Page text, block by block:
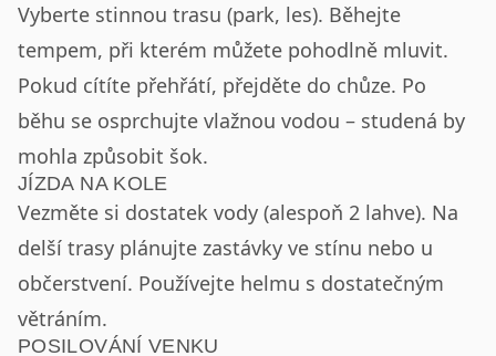
Vyberte stinnou trasu (park, les). Běhejte
tempem, při kterém můžete pohodlně mluvit.
Pokud cítíte přehřátí, přejděte do chůze. Po
běhu se osprchujte vlažnou vodou – studená by
mohla způsobit šok.
JÍZDA NA KOLE
Vezměte si dostatek vody (alespoň 2 lahve). Na
delší trasy plánujte zastávky ve stínu nebo u
občerstvení. Používejte helmu s dostatečným
větráním.
POSILOVÁNÍ VENKU